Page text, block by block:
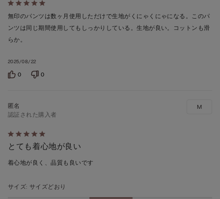
5
段
階
の
ち
5
価
2025/08/22
無印のパンツは数ヶ月使用しただけで生地がくにゃくにゃになる。このパ
ンツは同じ期間使用してもしっかりしている。生地が良い。コットンも滑
らか。
0 0
5
段
階
う
認証された購入者
とても着心地が良い
着心地が良く、品質も良いです
M
サイズ: サイズどおり